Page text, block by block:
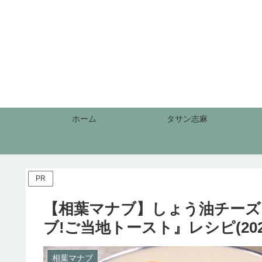
ホーム タサン志麻
PR
【相葉マナブ】しょう油チー
ブ!ご当地トースト』レシピ
相葉マナブ